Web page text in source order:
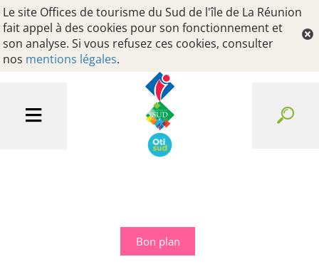
Le site Offices de tourisme du Sud de l'île de La Réunion
fait appel à des cookies pour son fonctionnement et
son analyse. Si vous refusez ces cookies, consulter
nos mentions légales.
Bon plan